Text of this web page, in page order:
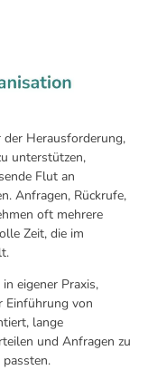
Herausforderung,
unterstützen,
Flut an
Anfragen, Rückrufe,
oft mehrere
Zeit, die im
eigener Praxis,
Einführung von
lange
und Anfragen zu